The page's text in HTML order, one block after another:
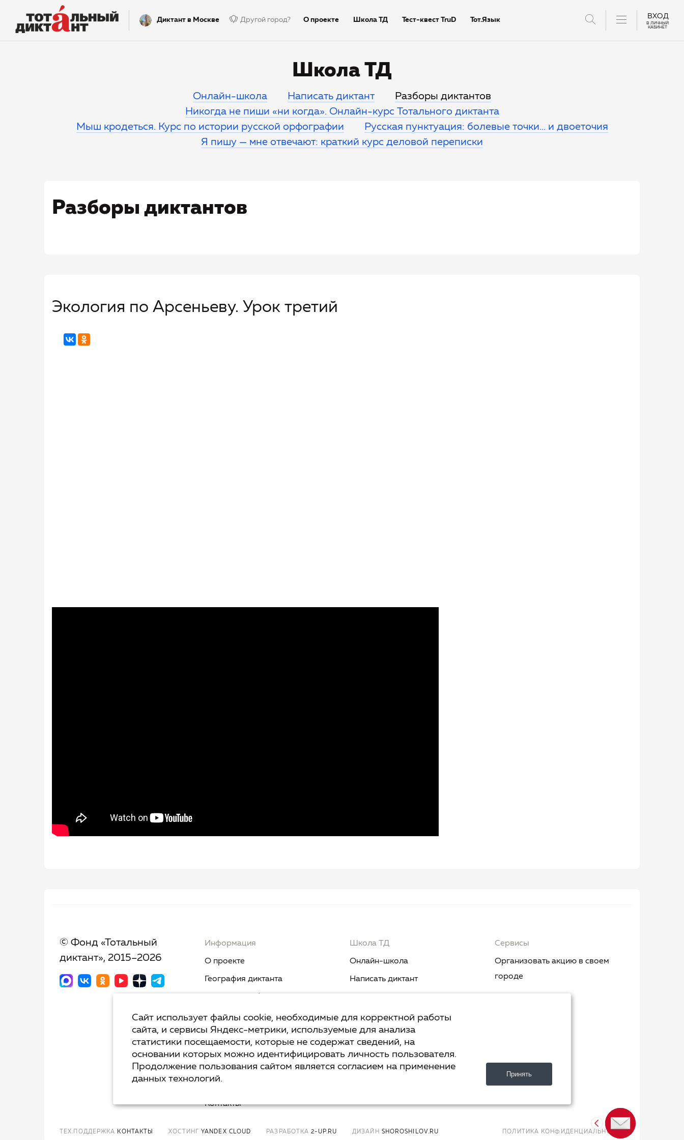
Диктант в Москве Другой город? О проекте Школа ТД Тест-квест TruD Тот.Язык
Недиктант.Дети Столица Тексты диктантов
ВХОД
В ЛИЧНЫЙ
КАБИНЕТ
Школа ТД
Онлайн-школа Написать диктант
Разборы диктантов
Никогда не пиши «ни когда». Онлайн-курс Тотального диктанта
Мыш кродеться. Курс по истории русской орфографии
Русская пунктуация: болевые точки... и двоеточия
Я пишу — мне отвечают: краткий курс деловой переписки
Разборы диктантов
Экология по Арсеньеву. Урок третий
© Фонд «Тотальный
диктант», 2015–2026
Информация
О проекте
География диктанта
Тест-квест TruD
Тот.Язык
Вопросы и ответы
Контакты
Школа ТД
Онлайн-школа
Написать диктант
Курс «Мыш кродеться»
Курс «Русская пунктуация:
болевые точки... и двоеточия»
Сервисы
Организовать акцию в своем
городе
ТЕХ.ПОДДЕРЖКА КОНТАКТЫ ХОСТИНГ YANDEX CLOUD РАЗРАБОТКА 2-UP.RU ДИЗАЙН SHOROSHILOV.RU ПОЛИТИКА КОНФИДЕНЦИАЛЬНОСТИ
Сайт использует файлы cookie, необходимые для корректной работы
сайта, и сервисы Яндекс-метрики, используемые для анализа
статистики посещаемости, которые не содержат сведений, на
основании которых можно идентифицировать личность пользователя.
Продолжение пользования сайтом является согласием на применение
данных технологий.
Принять